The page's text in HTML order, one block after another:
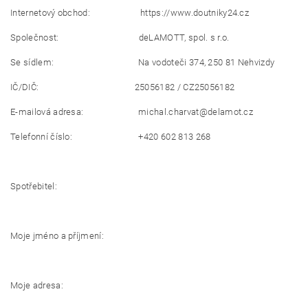
Internetový obchod: https://www.doutniky24.cz
Společnost: deLAMOTT, spol. s r.o.
Se sídlem: Na vodoteči 374, 250 81 Nehvizdy
IČ/DIČ: 25056182 / CZ25056182
E-mailová adresa: michal.charvat@delamot.cz
Telefonní číslo: +420 602 813 268
Spotřebitel:
Moje jméno a příjmení:
Moje adresa: